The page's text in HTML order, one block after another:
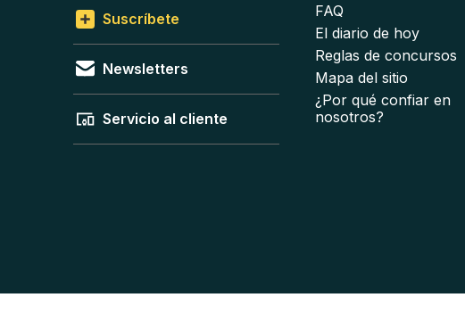
Suscríbete
Newsletters
Servicio al cliente
FAQ
El diario de hoy
Reglas de concursos
Mapa del sitio
¿Por qué confiar en
nosotros?